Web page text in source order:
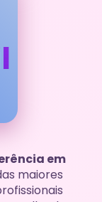
em
maiores